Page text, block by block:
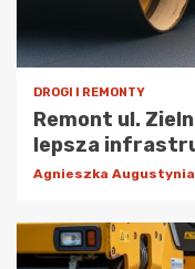
DROGI I REMONTY
Remont ul.
lepsza
Agnieszka